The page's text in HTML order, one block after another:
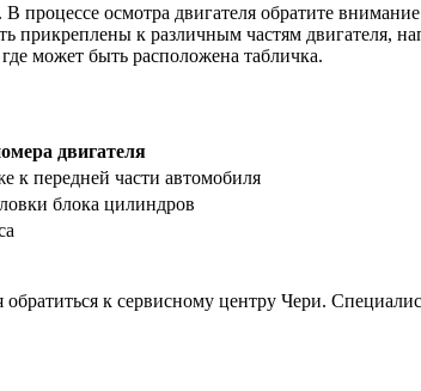
процессе осмотра двигателя обратите
прикреплены к различным частям двигателя,
может быть расположена табличка.
двигателя
к передней части автомобиля
блока цилиндров
к сервисному центру Чери.